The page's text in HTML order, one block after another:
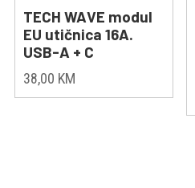
TECH WAVE modul
EU utičnica 16A.
USB-A + C
38,00 KM